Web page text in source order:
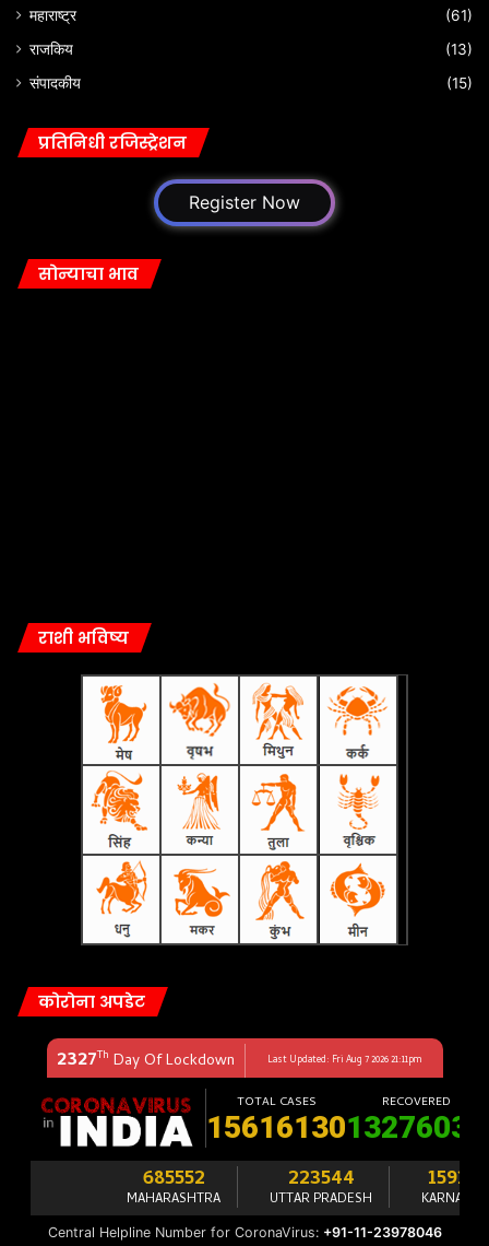
महाराष्ट्र
(61)
राजकिय
(13)
संपादकीय
(15)
प्रतिनिधी रजिस्ट्रेशन
Register Now
सोन्याचा भाव
राशी भविष्य
कोरोना अपडेट